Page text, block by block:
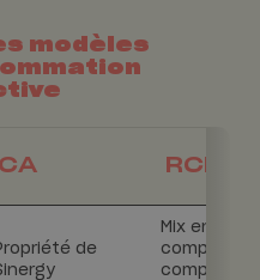
modèles
CA RCP
de
Mix entre
compteur
compteurs